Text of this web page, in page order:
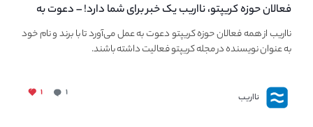
فعالان حوزه کریپتو، نااریب یک خبر برای شما دارد! – دعوت به
فعالیت در مجله کریپتو
نااریب از همه فعالان حوزه کریپتو دعوت به عمل می‌آورد تا با برند و نام خود
به عنوان نویسنده در مجله کریپتو فعالیت داشته باشند.
نااریب ۱ ۱